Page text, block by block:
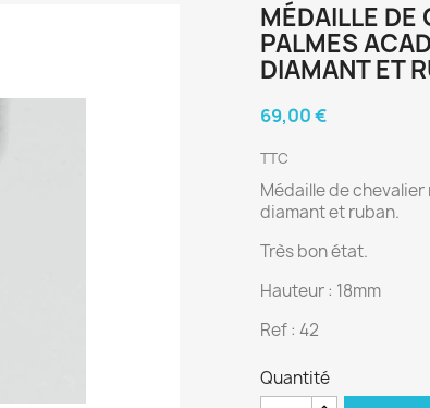
MÉDAILLE DE
PALMES
DIAMANT ET
69,00 €
TTC
Médaille de
diamant et ruban.
Très bon état.
Hauteur : 18mm
Ref : 42
Quantité